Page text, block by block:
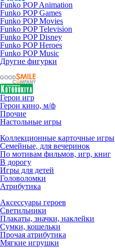
Funko POP Animation
Funko POP Games
Funko POP Movies
Funko POP Television
Funko POP Disney
Funko POP Heroes
Funko POP Music
Другие фигурки
Герои игр
Герои кино, м/ф
Прочие
Настольные игры
Коллекционные карточные игры
Семейные, для вечеринок
По мотивам фильмов, игр, книг
В дорогу
Игры для детей
Головоломки
Атрибутика
Аксессуары героев
Светильники
Плакаты, значки, наклейки
Сумки, кошельки
Прочая атрибутика
Мягкие игрушки